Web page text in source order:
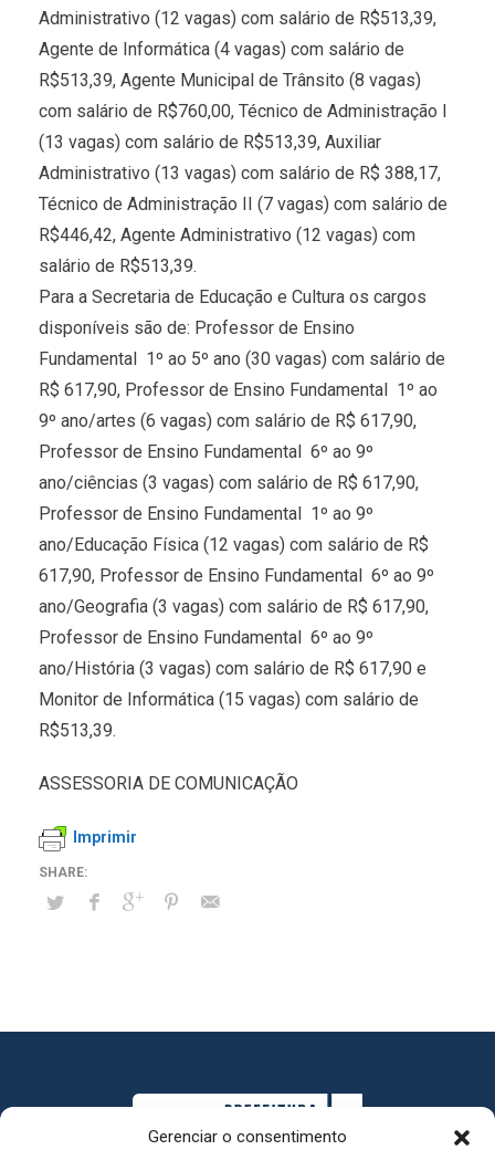
Gerenciar o consentimento
Administrativo (12 vagas) com salário de R$513,39,
Agente de Informática (4 vagas) com salário de
R$513,39, Agente Municipal de Trânsito (8 vagas)
com salário de R$760,00, Técnico de Administração I
(13 vagas) com salário de R$513,39, Auxiliar
Administrativo (13 vagas) com salário de R$ 388,17,
Técnico de Administração II (7 vagas) com salário de
R$446,42, Agente Administrativo (12 vagas) com
salário de R$513,39.
Para a Secretaria de Educação e Cultura os cargos
disponíveis são de: Professor de Ensino
Fundamental  1º ao 5º ano (30 vagas) com salário de
R$ 617,90, Professor de Ensino Fundamental  1º ao
9º ano/artes (6 vagas) com salário de R$ 617,90,
Professor de Ensino Fundamental  6º ao 9º
ano/ciências (3 vagas) com salário de R$ 617,90,
Professor de Ensino Fundamental  1º ao 9º
ano/Educação Física (12 vagas) com salário de R$
617,90, Professor de Ensino Fundamental  6º ao 9º
ano/Geografia (3 vagas) com salário de R$ 617,90,
Professor de Ensino Fundamental  6º ao 9º
ano/História (3 vagas) com salário de R$ 617,90 e
Monitor de Informática (15 vagas) com salário de
R$513,39.
ASSESSORIA DE COMUNICAÇÃO
Imprimir